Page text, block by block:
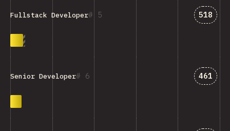
5
Fullstack Developer 518
6
Senior Developer 461